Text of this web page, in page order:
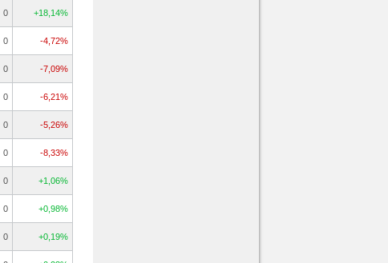
0 +18,14%
0 -4,72%
0 -7,09%
0 -6,21%
0 -5,26%
0 -8,33%
0 +1,06%
0 +0,98%
0 +0,19%